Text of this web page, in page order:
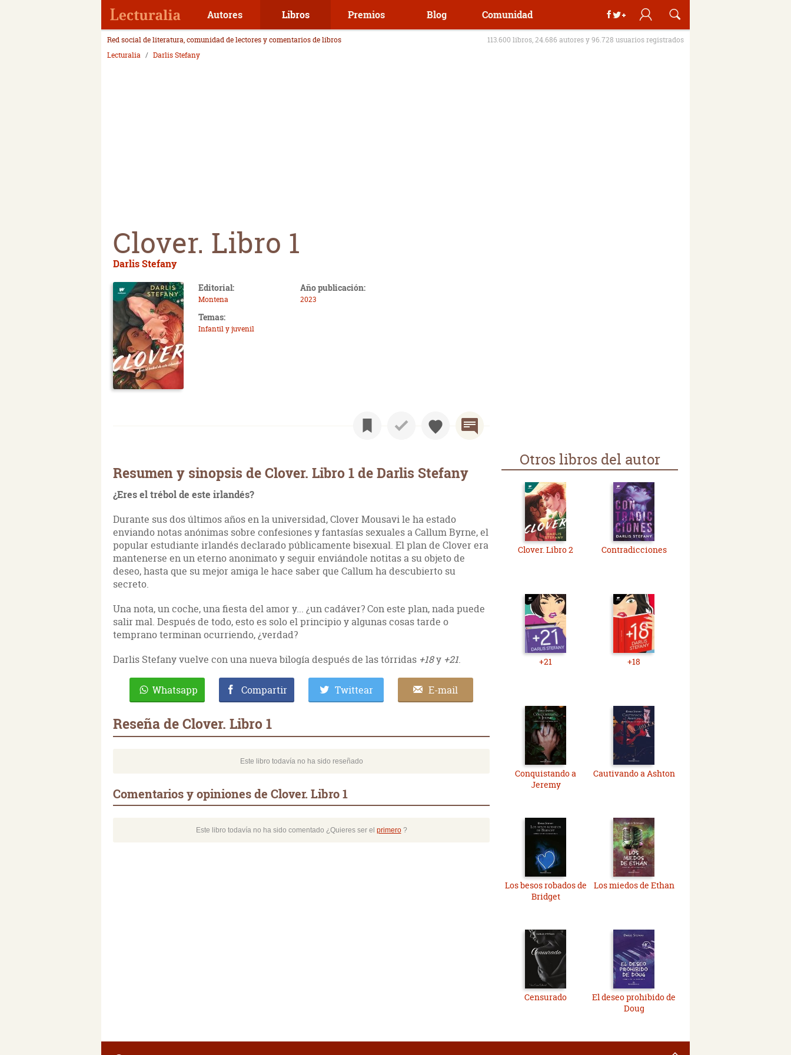
Autores Libros Premios Blog Comunidad
Red social de literatura, comunidad de lectores y comentarios de libros
113.600 libros, 24.686 autores y 96.728 usuarios registrados
Lecturalia
Darlis Stefany
Clover. Libro 1
Darlis Stefany
Editorial:
Montena
Año publicación:
2023
Temas:
Infantil y juvenil
Resumen y sinopsis de Clover. Libro 1 de Darlis Stefany
¿Eres el trébol de este irlandés?
Durante sus dos últimos años en la universidad, Clover Mousavi le ha estado
enviando notas anónimas sobre confesiones y fantasías sexuales a Callum Byrne, el
popular estudiante irlandés declarado públicamente bisexual. El plan de Clover era
mantenerse en un eterno anonimato y seguir enviándole notitas a su objeto de
deseo, hasta que su mejor amiga le hace saber que Callum ha descubierto su
secreto.
Una nota, un coche, una fiesta del amor y... ¿un cadáver? Con este plan, nada puede
salir mal. Después de todo, esto es solo el principio y algunas cosas tarde o
temprano terminan ocurriendo, ¿verdad?
Darlis Stefany vuelve con una nueva bilogía después de las tórridas +18y +21.
Whatsapp Compartir Twittear E-mail
Reseña de Clover. Libro 1
Este libro todavía no ha sido reseñado
Comentarios y opiniones de Clover. Libro 1
Este libro todavía no ha sido comentado ¿Quieres ser el primero?
Otros libros del autor
Clover. Libro 2 Contradicciones
+21 +18
Conquistando a
Jeremy
Cautivando a Ashton
Los besos robados de
Bridget
Los miedos de Ethan
Censurado
El deseo prohibido de
Doug